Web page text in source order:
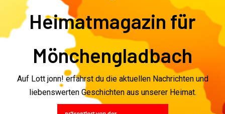
Heimatmagazin für
Mönchengladbach
Auf Lott jonn! erfährst du die aktuellen Nachrichten und
liebenswerten Geschichten aus unserer Heimat.